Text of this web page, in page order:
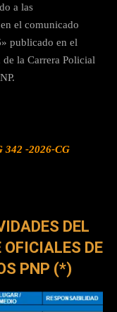
a las
el comunicado
publicado en el
de la Carrera Policial
342 -2026-CG
DEL
OFICIALES DE
PNP (*)